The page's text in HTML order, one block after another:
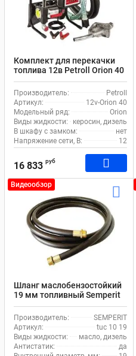
Комплект для перекачки
топлива 12в Petroll Orion 40
Производитель:
Petroll
Артикул:
12v-Orion 40
Модельный ряд:
Orion
Виды жидкости:
керосин, дизель
В шкафу с замком:
нет
Напряжение сети, В:
12
16 833 руб
Видеообзор
Шланг маслобензостойкий
19 мм топливный Semperit
TUC 10
Производитель:
SEMPERIT
Артикул:
tuc 10 19
Виды жидкости:
масло, дизель
Антистатик:
да